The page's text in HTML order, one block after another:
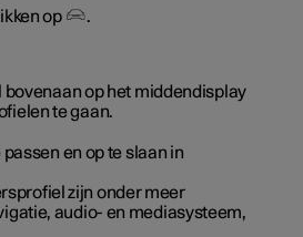
op
.
op het middendisplay
te gaan.
en op te slaan in
zijn onder meer
audio- en mediasysteem,